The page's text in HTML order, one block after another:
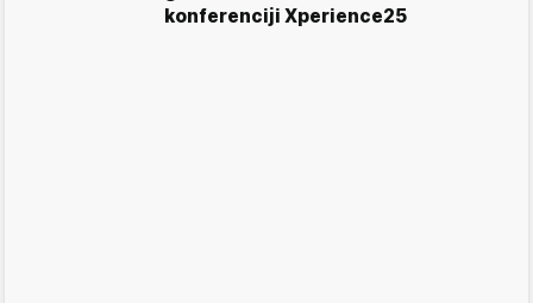
konferenciji Xperience25